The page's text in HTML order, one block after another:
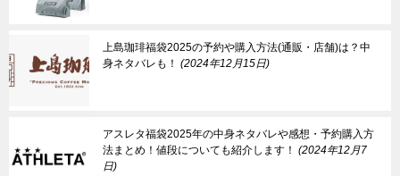
上島珈琲福袋2025の予約や購入方法(通販・店舗)は？中
身ネタバレも！
2024年12月15日
アスレタ福袋2025年の中身ネタバレや感想・予約購入方
法まとめ！値段についても紹介します！
2024年12月7
日